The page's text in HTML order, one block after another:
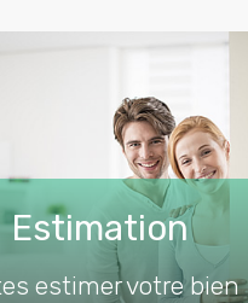
Estimation
estimer votre bien